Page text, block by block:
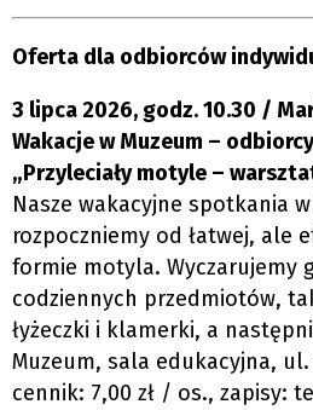
Oferta dla odbiorców
3 lipca 2026, godz. 10.30 /
Wakacje w Muzeum –
„Przyleciały motyle –
Nasze wakacyjne spotkania
rozpoczniemy od łatwej, ale
formie motyla. Wyczarujemy
codziennych przedmiotów,
łyżeczki i klamerki, a
Muzeum, sala edukacyjna, ul.
cennik: 7,00 zł / os., zapisy: